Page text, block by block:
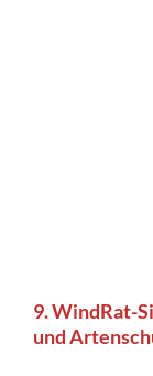
9. WindRat-
und